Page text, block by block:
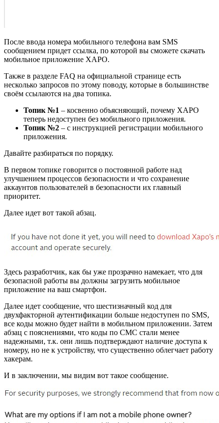
После ввода номера мобильного телефона вам SMS
сообщением придет ссылка, по которой вы сможете скачать
мобильное приложение XAPO.
Также в разделе FAQ на официальной странице есть
несколько запросов по этому поводу, которые в большинстве
своём ссылаются на два топика.
Топик №1 – косвенно объясняющий, почему XAPO
теперь недоступен без мобильного приложения.
Топик №2 – с инструкцией регистрации мобильного
приложения.
Давайте разбираться по порядку.
В первом топике говорится о постоянной работе над
улучшением процессов безопасности и что сохранение
аккаунтов пользователей в безопасности их главный
приоритет.
Далее идет вот такой абзац.
Здесь разработчик, как бы уже прозрачно намекает, что для
безопасной работы вы должны загрузить мобильное
приложение на ваш смартфон.
Далее идет сообщение, что шестизначный код для
двухфакторной аутентификации больше недоступен по SMS,
все коды можно будет найти в мобильном приложении. Затем
абзац с пояснениями, что коды по СМС стали менее
надежными, т.к. они лишь подтверждают наличие доступа к
номеру, но не к устройству, что существенно облегчает работу
хакерам.
И в заключении, мы видим вот такое сообщение.